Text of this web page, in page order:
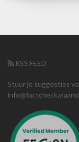
RSS FEED
Stuur je suggesties